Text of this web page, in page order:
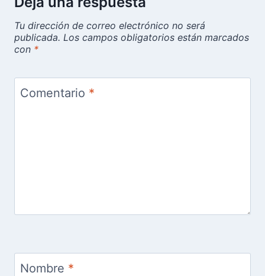
Tu dirección de correo electrónico no será
publicada. Los campos obligatorios están marcados
con *
Comentario *
Nombre *